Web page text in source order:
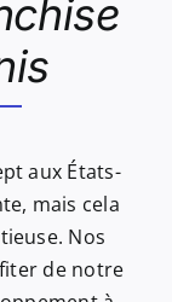
aux États-
mais cela
Nos
de notre